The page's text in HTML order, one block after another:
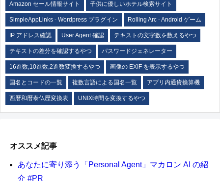
Amazon セール情報サイト 子供に優しいホテル検索サイト
SimpleAppLinks - Wordpress プラグイン Rolling Arc - Android ゲーム
IP アドレス確認 User Agent 確認 テキストの文字数を数えるやつ
テキストの差分を確認するやつ パスワードジェネレーター
16進数,10進数,2進数変換するやつ 画像の EXIF を表示するやつ
国名とコードの一覧 複数言語による国名一覧 アプリ内通貨換算機
西暦和暦泰仏歴変換表 UNIX時間を変換するやつ
オススメ記事
あなたに寄り添う「Personal Agent」マカロン AI の紹
介 #PR